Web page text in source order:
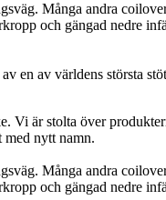
Många andra
och gängad nedre
en av världens största
Vi är stolta över
med nytt namn.
Många andra
och gängad nedre